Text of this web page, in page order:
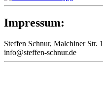
Impressum:
Steffen Schnur, Malchiner Str.
info@steffen-schnur.de